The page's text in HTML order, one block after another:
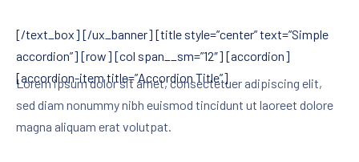
[/text_box] [/ux_banner] [title style=”center” text=”Simple
accordion”] [row] [col span__sm=”12″] [accordion]
[accordion-item title=”Accordion Title”]
Lorem ipsum dolor sit amet, consectetuer adipiscing elit,
sed diam nonummy nibh euismod tincidunt ut laoreet dolore
magna aliquam erat volutpat.